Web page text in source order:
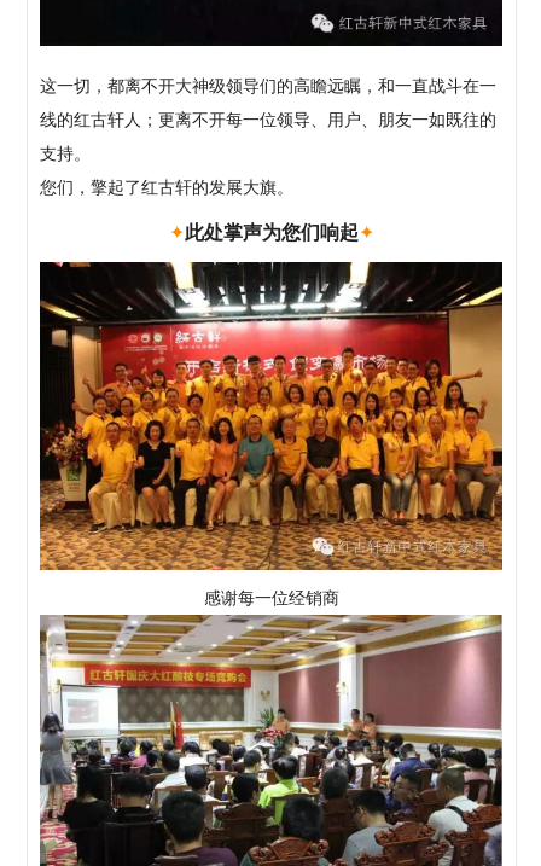
这一切，都离不开大神级领导们的高瞻远瞩，和一直战斗在一
线的红古轩人；更离不开每一位领导、用户、朋友一如既往的
支持。
您们，擎起了红古轩的发展大旗。
✦此处掌声为您们响起✦
感谢每一位经销商